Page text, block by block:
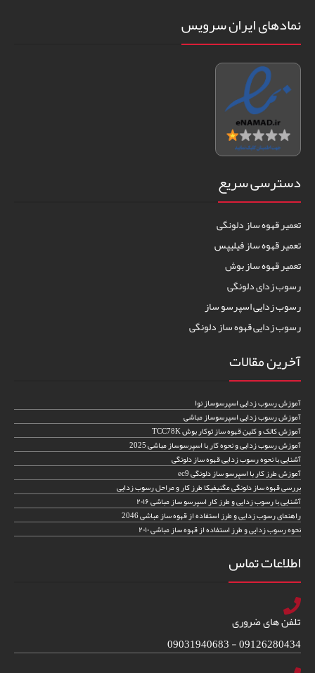
نمادهای ایران سرویس
دسترسی سریع
تعمیر قهوه ساز دلونگی
تعمیر قهوه ساز فیلیپس
تعمیر قهوه ساز بوش
رسوب زدای دلونگی
رسوب زدایی اسپرسو ساز
رسوب زدایی قهوه ساز دلونگی
آخرین مقالات
آموزش رسوب زدایی اسپرسوساز نوا
آموزش رسوب زدایی اسپرسوساز مباشی
آموزش کالک و کلین قهوه ساز توکار بوش TCC78K
آموزش رسوب زدایی و نحوه کار با اسپرسوساز مباشی 2025
آشنایی با نحوه رسوب زدایی قهوه ساز دلونگی
آموزش طرز کار با اسپرسو ساز دلونگی ec9
بررسی قهوه ساز دلونگی مگنیفیکا طرز کار و مراحل رسوب زدایی
آشنایی با رسوب زدایی و طرز کار اسپرسو ساز مباشی ۲۰۱۶
راهنمای رسوب زدایی و طرز استفاده از قهوه ساز مباشی 2046
نحوه رسوب زدایی و طرز استفاده از قهوه ساز مباشی ۲۰۱۰
اطلاعات تماس
تلفن های ضروری
09126280434 - 09031940683